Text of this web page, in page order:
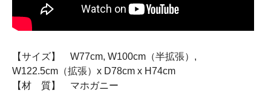
【サイズ】 W77cm, W100cm（半拡張）,
W122.5cm（拡張）x D78cm x H74cm
【材 質】 マホガニー